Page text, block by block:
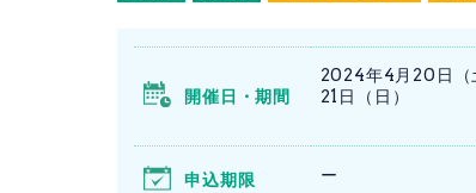
開催日・期間
2024年4月20日（
21日（日）
申込期限 ー